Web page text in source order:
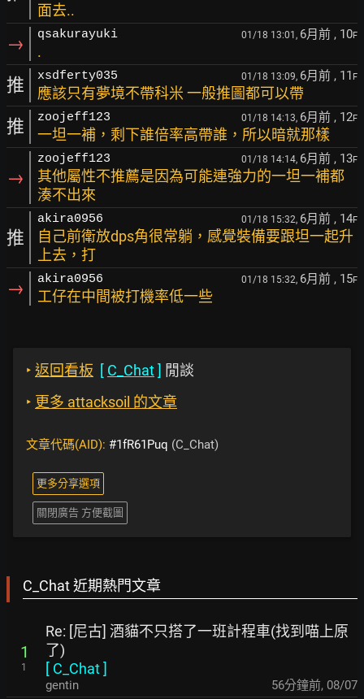
面去..
→ qsakurayuki 01/18 13:01, 6月前 , 10F
.
推 xsdferty035 01/18 13:09, 6月前 , 11 F
應該只有夢境不帶科米 一般推圖都可以帶
推 zoojeff123 01/18 14:13, 6月前 , 12F
一坦一補，剩下誰倍率高帶誰，所以暗就那樣
→
zoojeff123 01/18 14:14, 6月前 , 13F
其他屬性不推薦是因為可能連強力的一坦一補都
湊不出來
推
akira0956 01/18 15:32, 6月前 , 14F
自己前衛放dps角很常躺，感覺裝備要跟坦一起升
上去，打
→ akira0956 01/18 15:32, 6月前 , 15F
工仔在中間被打機率低一些
‣ 返回看板 [ C_Chat] 閒談
‣ 更多 attacksoil 的文章
文章代碼(AID): #1fR61Puq (C_Chat)
更多分享選項
關閉廣告 方便截圖
C_Chat 近期熱門文章
1
1
Re: [尼古] 酒貓不只搭了一班計程車(找到喵上原
了)
[ C_Chat]
gentin 56分鐘前, 08/07